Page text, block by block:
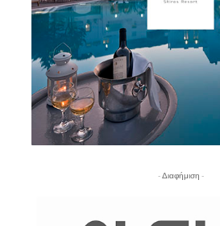
- Διαφήμιση -